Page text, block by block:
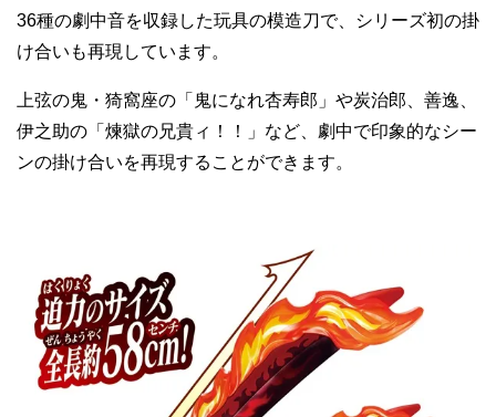
36種の劇中音を収録した玩具の模造刀で、シリーズ初の掛
け合いも再現しています。
上弦の鬼・猗窩座の「鬼になれ杏寿郎」や炭治郎、善逸、
伊之助の「煉獄の兄貴ィ！！」など、劇中で印象的なシー
ンの掛け合いを再現することができます。